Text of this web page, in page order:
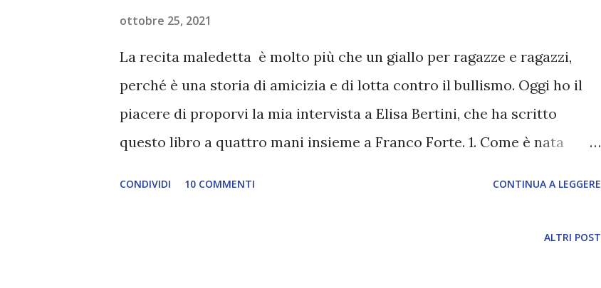
ottobre 25, 2021
La recita maledetta è molto più che un giallo per ragazze e ragazzi,
perché è una storia di amicizia e di lotta contro il bullismo. Oggi ho il
piacere di proporvi la mia intervista a Elisa Bertini, che ha scritto
questo libro a quattro mani insieme a Franco Forte. 1. Come è nata
CONDIVIDI 10 COMMENTI CONTINUA A LEGGERE
ALTRI POST